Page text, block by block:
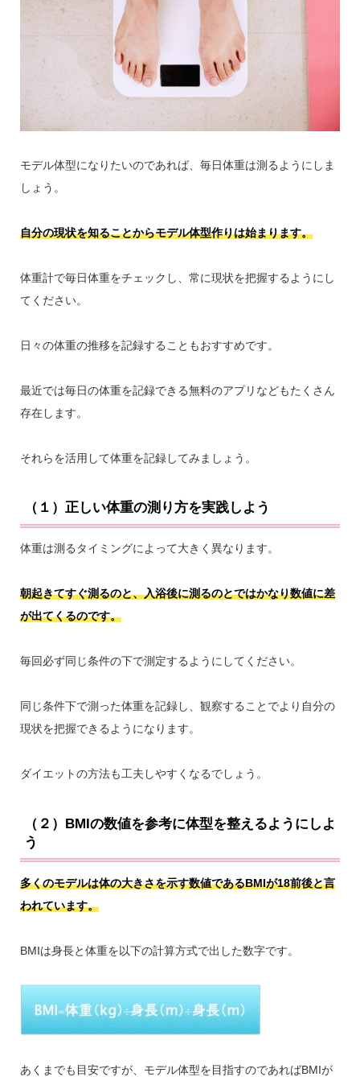
モデル体型になりたいのであれば、毎日体重は測るようにしま
しょう。
自分の現状を知ることからモデル体型作りは始まります。
体重計で毎日体重をチェックし、常に現状を把握するようにし
てください。
日々の体重の推移を記録することもおすすめです。
最近では毎日の体重を記録できる無料のアプリなどもたくさん
存在します。
それらを活用して体重を記録してみましょう。
（１）正しい体重の測り方を実践しよう
体重は測るタイミングによって大きく異なります。
朝起きてすぐ測るのと、入浴後に測るのとではかなり数値に差
が出てくるのです。
毎回必ず同じ条件の下で測定するようにしてください。
同じ条件下で測った体重を記録し、観察することでより自分の
現状を把握できるようになります。
ダイエットの方法も工夫しやすくなるでしょう。
（２）BMIの数値を参考に体型を整えるようにしよ
う
多くのモデルは体の大きさを示す数値であるBMIが18前後と言
われています。
BMIは身長と体重を以下の計算方式で出した数字です。
あくまでも目安ですが、モデル体型を目指すのであればBMIが